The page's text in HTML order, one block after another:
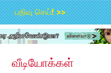
பதிவு செய்! >>
வீடியோக்கள்